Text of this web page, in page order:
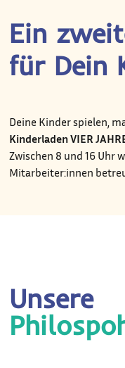
Ein
für Dein
Deine Kinder spielen,
Kinderladen VIER
Zwischen 8 und 16 Uhr
Mitarbeiter:innen
Unsere